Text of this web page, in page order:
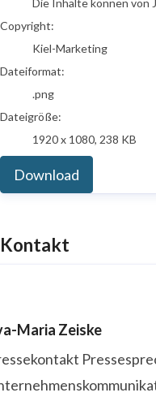
Die Inhalte können von
Copyright:
Kiel-Marketing
Dateiformat:
.png
Dateigröße:
1920 x 1080, 238 KB
Download
Kontakt
Maria Zeiske